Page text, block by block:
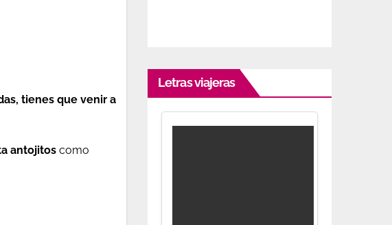
tienes que venir a
antojitos como
Letras viajeras